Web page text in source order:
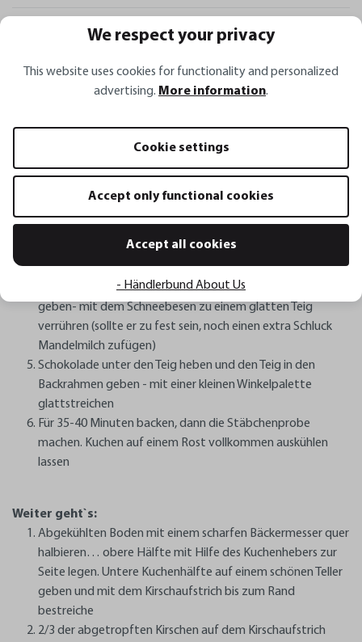
Für den Teig:
Backrahmen auf 20 cm fest einstellen und den Boden mit
Backpapier einschlagen - auf ein Backblech stellen
Backofen auf 180°C Ober-Unterhitze vorheizen
miteinander vermischen
Im großen Messbecher Mandeldrink, Öl und Apfelessig
miteinander verrühren und zu den trockenen Zutaten
geben- mit dem Schneebesen zu einem glatten Teig
verrühren (sollte er zu fest sein, noch einen extra Schluck
Mandelmilch zufügen)
Schokolade unter den Teig heben und den Teig in den
Backrahmen geben - mit einer kleinen Winkelpalette
glattstreichen
Für 35-40 Minuten backen, dann die Stäbchenprobe
machen. Kuchen auf einem Rost vollkommen auskühlen
lassen
Weiter geht`s:
Abgekühlten Boden mit einem scharfen Bäckermesser quer
halbieren… obere Hälfte mit Hilfe des Kuchenhebers zur
Seite legen. Untere Kuchenhälfte auf einem schönen Teller
geben und mit dem Kirschaufstrich bis zum Rand
bestreiche
2/3 der abgetropften Kirschen auf dem Kirschaufstrich
We respect your privacy
This website uses cookies for functionality and personalized
advertising. More information.
Cookie settings
Accept only functional cookies
Accept all cookies
- Händlerbund About Us